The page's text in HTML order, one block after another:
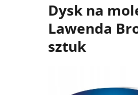
Dysk na
Lawenda
sztuk